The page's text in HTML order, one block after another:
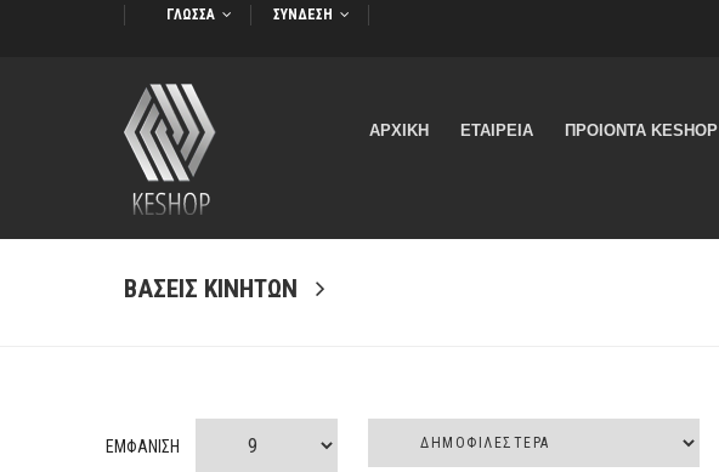
ΓΛΩΣΣΑ ΣΥΝΔΕΣΗ
ΑΡΧΙΚΗ ΕΤΑΙΡΕΙΑ ΠΡΟΙΟΝΤΑ KESHOP
ΒΑΣΕΙΣ ΚΙΝΗΤΩΝ
ΕΜΦΑΝΙΣΗ